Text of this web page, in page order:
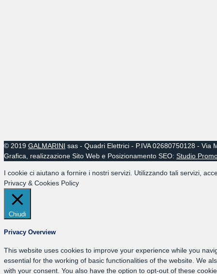
© 2019 GALMARINI sas - Quadri Elettrici - P.IVA 02680750128 -
Grafica, realizzazione Sito Web e Posizionamento SEO: Studio
I cookie ci aiutano a fornire i nostri servizi. Utilizzando tali servizi,
Privacy & Cookies Policy
Chiudi
Privacy Overview
This website uses cookies to improve your experience while you
essential for the working of basic functionalities of the website. We
with your consent. You also have the option to opt-out of these